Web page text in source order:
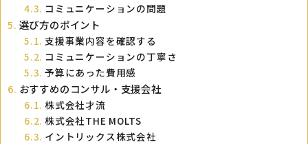
コミュニケーションの問題
選び方のポイント
支援事業内容を確認する
コミュニケーションの丁寧さ
予算にあった費用感
おすすめのコンサル・支援会社
株式会社才流
株式会社THE MOLTS
イントリックス株式会社